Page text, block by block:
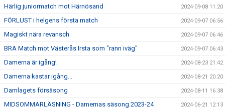
Härlig juniormatch mot Härnösand 2024-09-08 11:20
FÖRLUST i helgens första match 2024-09-07 06:56
Magiskt nära revansch 2024-09-07 06:46
BRA Match mot Västerås Irsta som "rann iväg" 2024-09-07 06:43
Damerna är igång! 2024-08-23 21:42
Damerna kastar igång... 2024-08-21 20:20
Damlagets försäsong 2024-08-11 16:38
MIDSOMMARLÄSNING - Damernas säsong 2023-24 2024-06-21 12:13